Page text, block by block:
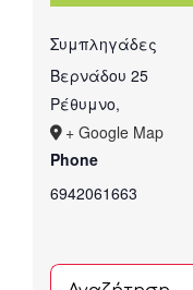
Συμπληγάδες
Βερνάδου 25
Ρέθυμνο,
+ Google Map
Phone
6942061663
Αναζήτηση